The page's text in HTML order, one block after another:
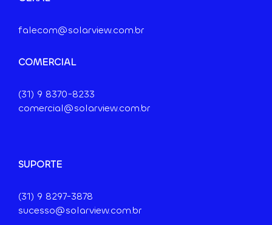
falecom@solarview.com.br
COMERCIAL
(31) 9 8370-8233
comercial@solarview.com.br
SUPORTE
(31) 9 8297-3878
sucesso@solarview.com.br